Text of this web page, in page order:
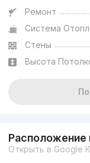
Ремонт
Система
Стены
Высота
Расположение
Открыть в Google